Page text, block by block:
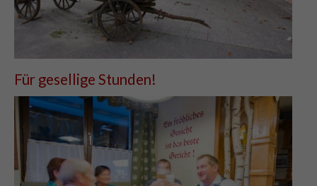
Für gesellige Stunden!